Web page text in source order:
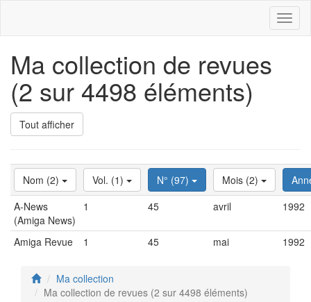
Ma collection de revues
(2 sur 4498 éléments)
Tout afficher
Nom (2) Vol. (1) N° (97) Mois (2)
A-News
(Amiga News)
1 45 avril 1992
Amiga Revue 1 45 mai 1992
Ma collection
Ma collection de revues (2 sur 4498 éléments)